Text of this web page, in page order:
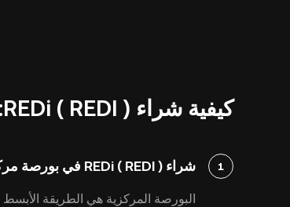
كيفية شراء REDi ( REDI ): دليل تفصيلي
1 شراء REDi ( REDI ) في بورصة مركزية
البورصة المركزية هي الطريقة الأبسط